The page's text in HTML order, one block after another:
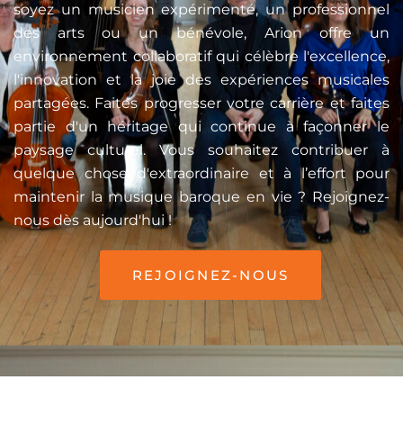
soyez un musicien expérimenté, un professionnel
des arts ou un bénévole, Arion offre un
environnement collaboratif qui célèbre l'excellence,
l'innovation et la joie des expériences musicales
partagées. Faites progresser votre carrière et faites
partie d'un héritage qui continue à façonner le
paysage culturel. Vous souhaitez contribuer à
quelque chose d'extraordinaire et à l’effort pour
maintenir la musique baroque en vie ? Rejoignez-
nous dès aujourd'hui !
REJOIGNEZ-NOUS